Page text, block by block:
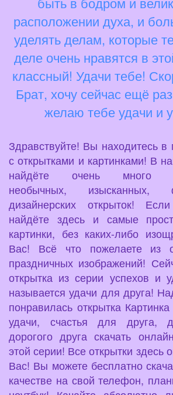
расположении духа, и
уделять делам, которые
деле очень нравятся в
классный! Удачи тебе!
Брат, хочу сейчас ещё
желаю тебе удачи и
Здравствуйте! Вы находитесь в
с открытками и картинками! В
найдёте очень много
необычных, изысканных,
дизайнерских открыток!
найдёте здесь и самые
картинки, без каких-либо
Вас! Всё что пожелаете из
праздничных изображений!
открытка из серии успехов и
называется удачи для друга!
понравилась открытка
удачи, счастья для друга,
дорогого друга скачать
этой серии! Все открытки здесь
Вас! Вы можете бесплатно
качестве на свой телефон,